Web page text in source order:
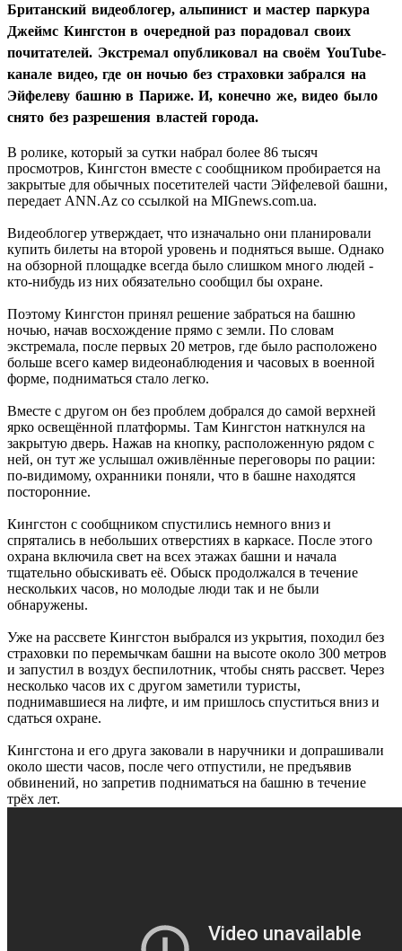
Британский видеоблогер, альпинист и мастер паркура
Джеймс Кингстон в очередной раз порадовал своих
почитателей. Экстремал опубликовал на своём YouTube-
канале видео, где он ночью без страховки забрался на
Эйфелеву башню в Париже. И, конечно же, видео было
снято без разрешения властей города.
В ролике, который за сутки набрал более 86 тысяч
просмотров, Кингстон вместе с сообщником пробирается на
закрытые для обычных посетителей части Эйфелевой башни,
передает ANN.Az со ссылкой на MIGnews.com.ua.
Видеоблогер утверждает, что изначально они планировали
купить билеты на второй уровень и подняться выше. Однако
на обзорной площадке всегда было слишком много людей -
кто-нибудь из них обязательно сообщил бы охране.
Поэтому Кингстон принял решение забраться на башню
ночью, начав восхождение прямо с земли. По словам
экстремала, после первых 20 метров, где было расположено
больше всего камер видеонаблюдения и часовых в военной
форме, подниматься стало легко.
Вместе с другом он без проблем добрался до самой верхней
ярко освещённой платформы. Там Кингстон наткнулся на
закрытую дверь. Нажав на кнопку, расположенную рядом с
ней, он тут же услышал оживлённые переговоры по рации:
по-видимому, охранники поняли, что в башне находятся
посторонние.
Кингстон с сообщником спустились немного вниз и
спрятались в небольших отверстиях в каркасе. После этого
охрана включила свет на всех этажах башни и начала
тщательно обыскивать её. Обыск продолжался в течение
нескольких часов, но молодые люди так и не были
обнаружены.
Уже на рассвете Кингстон выбрался из укрытия, походил без
страховки по перемычкам башни на высоте около 300 метров
и запустил в воздух беспилотник, чтобы снять рассвет. Через
несколько часов их с другом заметили туристы,
поднимавшиеся на лифте, и им пришлось спуститься вниз и
сдаться охране.
Кингстона и его друга заковали в наручники и допрашивали
около шести часов, после чего отпустили, не предъявив
обвинений, но запретив подниматься на башню в течение
трёх лет.